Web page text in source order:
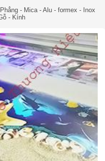
Phẳng - Mica - Alu - formex - Inox
- Kính